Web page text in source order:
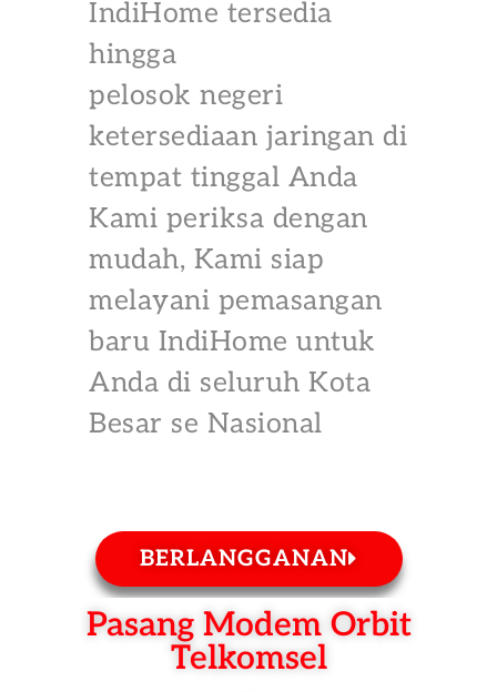
IndiHome tersedia
hingga
pelosok negeri
ketersediaan jaringan di
tempat tinggal Anda
Kami periksa dengan
mudah, Kami siap
melayani pemasangan
baru IndiHome untuk
Anda di seluruh Kota
Besar se Nasional
BERLANGGANAN
Pasang Modem Orbit
Telkomsel